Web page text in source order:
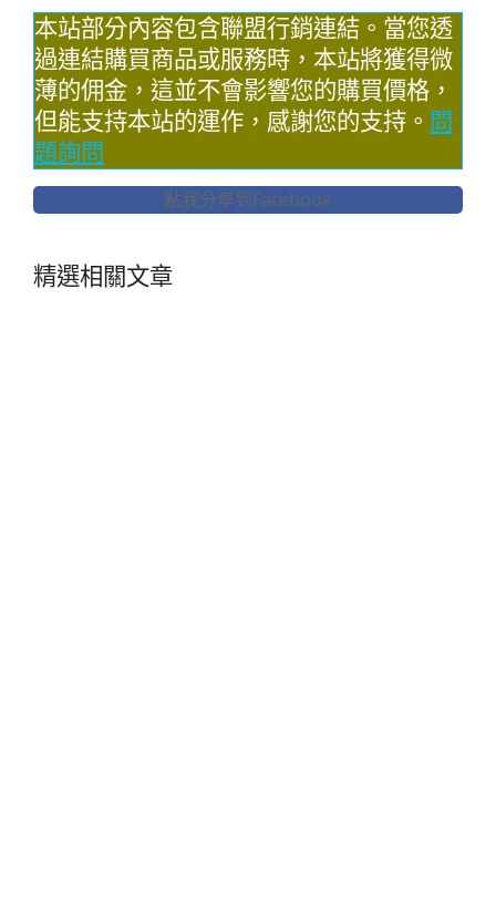
本站部分內容包含聯盟行銷連結。當您透
過連結購買商品或服務時，本站將獲得微
薄的佣金，這並不會影響您的購買價格，
但能支持本站的運作，感謝您的支持。 問
題詢問
點我分享到Facebook
精選相關文章